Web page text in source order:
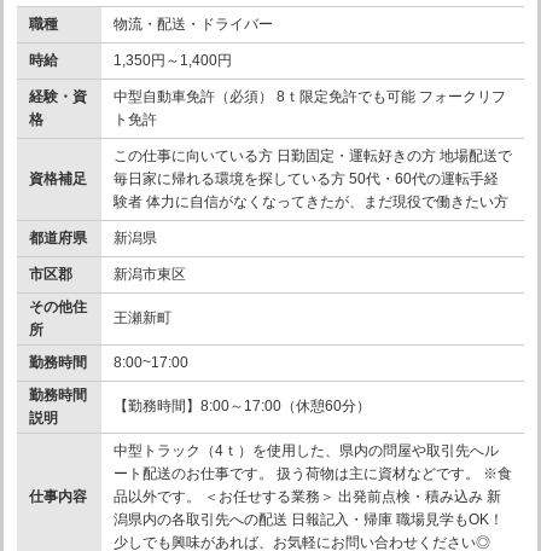
職種 物流・配送・ドライバー
時給 1,350円～1,400円
経験・資
格
中型自動車免許（必須） 8ｔ限定免許でも可能 フォークリフ
ト免許
資格補足
この仕事に向いている方 日勤固定・運転好きの方 地場配送で
毎日家に帰れる環境を探している方 50代・60代の運転手経
験者 体力に自信がなくなってきたが、まだ現役で働きたい方
都道府県 新潟県
市区郡
新潟市東区
その他住
所
王瀬新町
勤務時間
8:00~17:00
勤務時間
説明
【勤務時間】8:00～17:00（休憩60分）
仕事内容
中型トラック（4ｔ）を使用した、県内の問屋や取引先へル
ート配送のお仕事です。 扱う荷物は主に資材などです。 ※食
品以外です。 ＜お任せする業務＞ 出発前点検・積み込み 新
潟県内の各取引先への配送 日報記入・帰庫 職場見学もOK！
少しでも興味があれば、お気軽にお問い合わせください◎